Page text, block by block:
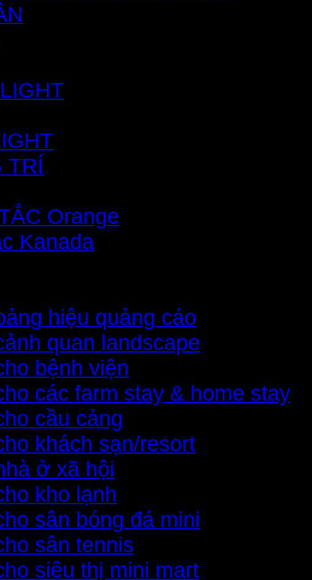
TRÍ
Orange
Kanada
hiệu quảng cáo
quan landscape
bệnh viện
các farm stay & home stay
cầu cảng
khách sạn/resort
ở xã hội
kho lạnh
sân bóng đá mini
sân tennis
siêu thị mini mart